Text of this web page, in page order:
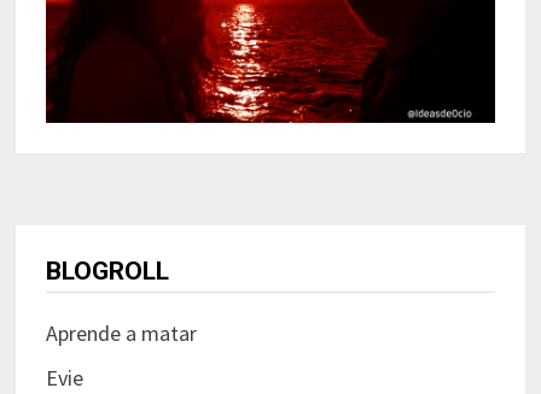
BLOGROLL
Aprende a matar
Evie